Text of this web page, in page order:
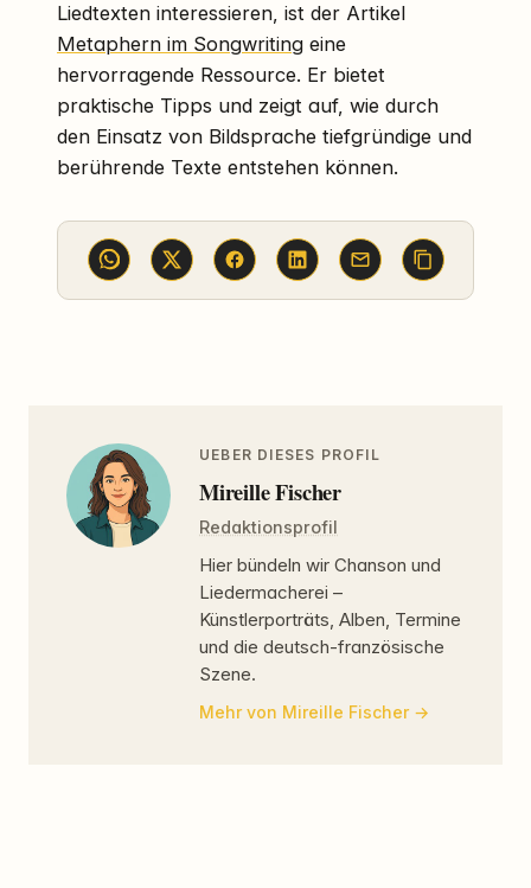
Liedtexten interessieren, ist der Artikel
Metaphern im Songwriting eine
hervorragende Ressource. Er bietet
praktische Tipps und zeigt auf, wie durch
den Einsatz von Bildsprache tiefgründige und
berührende Texte entstehen können.
UEBER DIESES PROFIL
Mireille Fischer
Redaktionsprofil
Hier bündeln wir Chanson und
Liedermacherei –
Künstlerporträts, Alben, Termine
und die deutsch-französische
Szene.
Mehr von Mireille Fischer